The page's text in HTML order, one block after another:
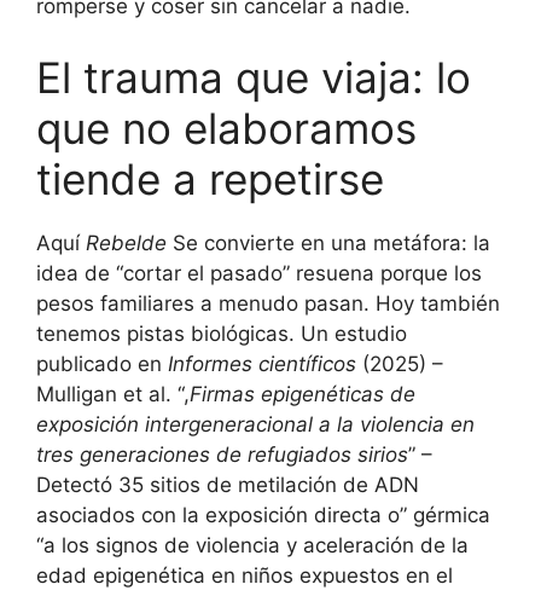
romperse y coser sin cancelar a nadie.
El trauma que viaja: lo
que no elaboramos
tiende a repetirse
Aquí Rebelde Se convierte en una metáfora: la
idea de “cortar el pasado” resuena porque los
pesos familiares a menudo pasan. Hoy también
tenemos pistas biológicas. Un estudio
publicado en Informes científicos (2025) –
Mulligan et al. “,Firmas epigenéticas de
exposición intergeneracional a la violencia en
tres generaciones de refugiados sirios” –
Detectó 35 sitios de metilación de ADN
asociados con la exposición directa o” gérmica
“a los signos de violencia y aceleración de la
edad epigenética en niños expuestos en el